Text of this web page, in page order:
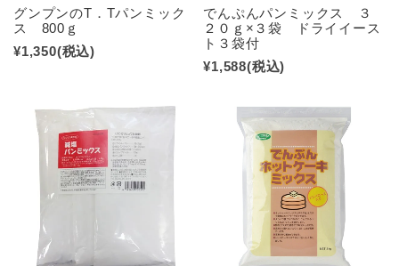
グンプンのT．Tパンミック
ス 800ｇ
¥1,350(税込)
でんぷんパンミックス ３
２０ｇ×３袋 ドライイース
ト３袋付
¥1,588(税込)